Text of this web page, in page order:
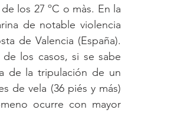
los 27 ºC o màs. En la
de notable violencia
de Valencia (España).
los casos, si se sabe
de la tripulación de un
de vela (36 piés y más)
ocurre con mayor